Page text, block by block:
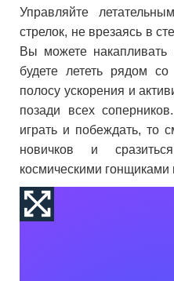
Управляйте
стрелок, не врезаясь в
Вы можете накапливать
будете лететь рядом
полосу ускорения и
позади всех
играть и побеждать, то
новичков и
космическими гонщиками